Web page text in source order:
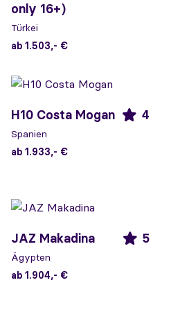
only 16+)
Türkei
ab 1.503,- €
H10 Costa Mogan 4
Spanien
ab 1.933,- €
JAZ Makadina 5
Ägypten
ab 1.904,- €